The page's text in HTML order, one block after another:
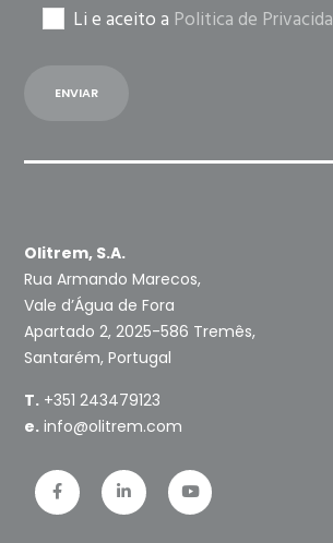
Li e aceito a Politica de
Olitrem, S.A.
Rua Armando Marecos,
Vale d’Água de Fora
Apartado 2, 2025-586 Tremês,
Santarém, Portugal
T. +351 243479123
e. info@olitrem.com